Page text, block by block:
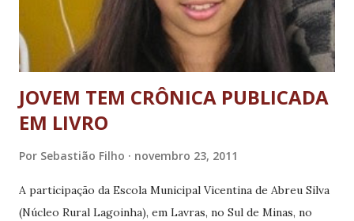
investir mais de R$ 2 milhões na infraestrutura do Octávio
de Almeida Neves. Rodoviária Segundo a vereadora Sílvia
Fernanda de Almeida (PMDB...
JOVEM TEM CRÔNICA PUBLICADA
EM LIVRO
Por Sebastião Filho novembro 23, 2011
A participação da Escola Municipal Vicentina de Abreu Silva
(Núcleo Rural Lagoinha), em Lavras, no Sul de Minas, no